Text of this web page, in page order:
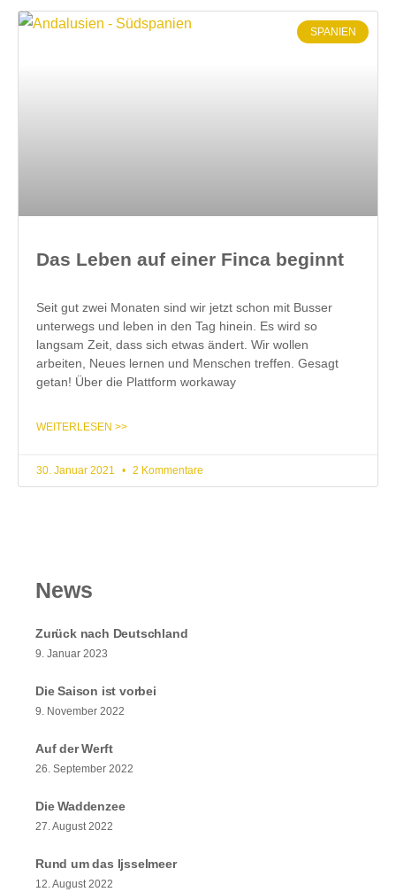
SPANIEN
Das Leben auf einer Finca beginnt
Seit gut zwei Monaten sind wir jetzt schon mit Busser
unterwegs und leben in den Tag hinein. Es wird so
langsam Zeit, dass sich etwas ändert. Wir wollen
arbeiten, Neues lernen und Menschen treffen. Gesagt
getan! Über die Plattform workaway
WEITERLESEN >>
30. Januar 2021 2 Kommentare
News
Zurück nach Deutschland
9. Januar 2023
Die Saison ist vorbei
9. November 2022
Auf der Werft
26. September 2022
Die Waddenzee
27. August 2022
Rund um das Ijsselmeer
12. August 2022